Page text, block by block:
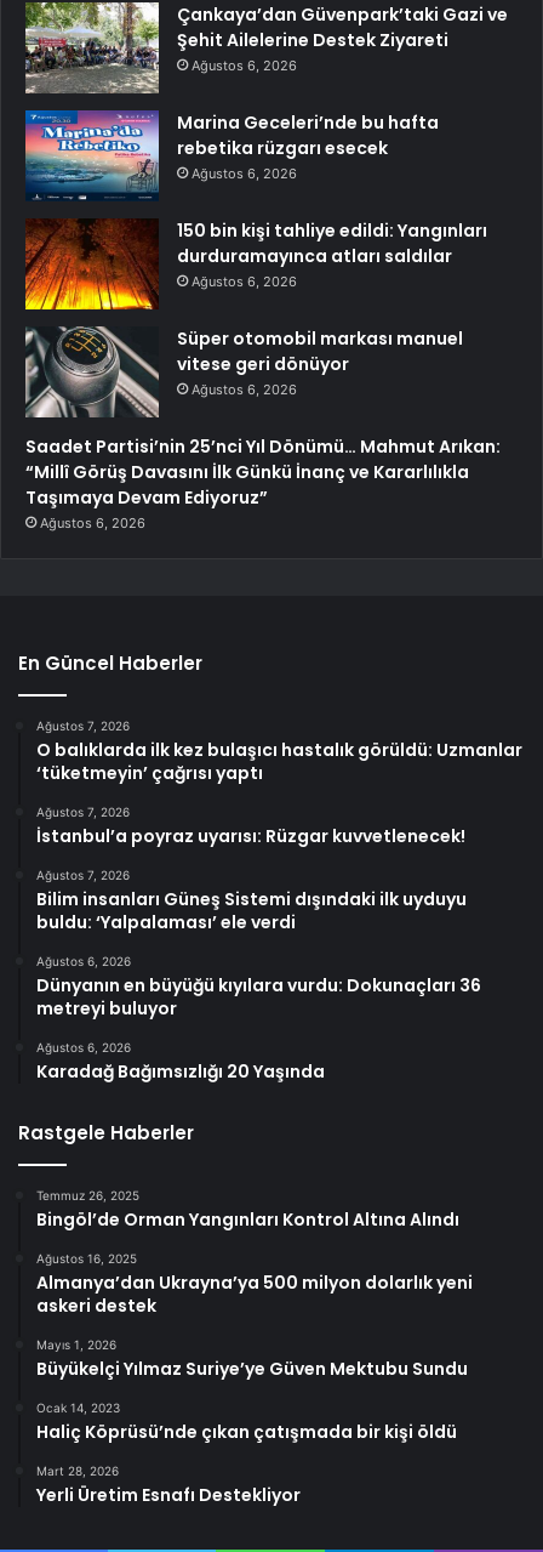
Çankaya’dan Güvenpark’taki Gazi ve
Şehit Ailelerine Destek Ziyareti
Ağustos 6, 2026
Marina Geceleri’nde bu hafta
rebetika rüzgarı esecek
Ağustos 6, 2026
150 bin kişi tahliye edildi: Yangınları
durduramayınca atları saldılar
Ağustos 6, 2026
Süper otomobil markası manuel
vitese geri dönüyor
Ağustos 6, 2026
Saadet Partisi’nin 25’nci Yıl Dönümü… Mahmut Arıkan:
“Millî Görüş Davasını İlk Günkü İnanç ve Kararlılıkla
Taşımaya Devam Ediyoruz”
Ağustos 6, 2026
En Güncel Haberler
Ağustos 7, 2026
O balıklarda ilk kez bulaşıcı hastalık görüldü: Uzmanlar
‘tüketmeyin’ çağrısı yaptı
Ağustos 7, 2026
İstanbul’a poyraz uyarısı: Rüzgar kuvvetlenecek!
Ağustos 7, 2026
Bilim insanları Güneş Sistemi dışındaki ilk uyduyu
buldu: ‘Yalpalaması’ ele verdi
Ağustos 6, 2026
Dünyanın en büyüğü kıyılara vurdu: Dokunaçları 36
metreyi buluyor
Ağustos 6, 2026
Karadağ Bağımsızlığı 20 Yaşında
Rastgele Haberler
Temmuz 26, 2025
Bingöl’de Orman Yangınları Kontrol Altına Alındı
Ağustos 16, 2025
Almanya’dan Ukrayna’ya 500 milyon dolarlık yeni
askeri destek
Mayıs 1, 2026
Büyükelçi Yılmaz Suriye’ye Güven Mektubu Sundu
Ocak 14, 2023
Haliç Köprüsü’nde çıkan çatışmada bir kişi öldü
Mart 28, 2026
Yerli Üretim Esnafı Destekliyor